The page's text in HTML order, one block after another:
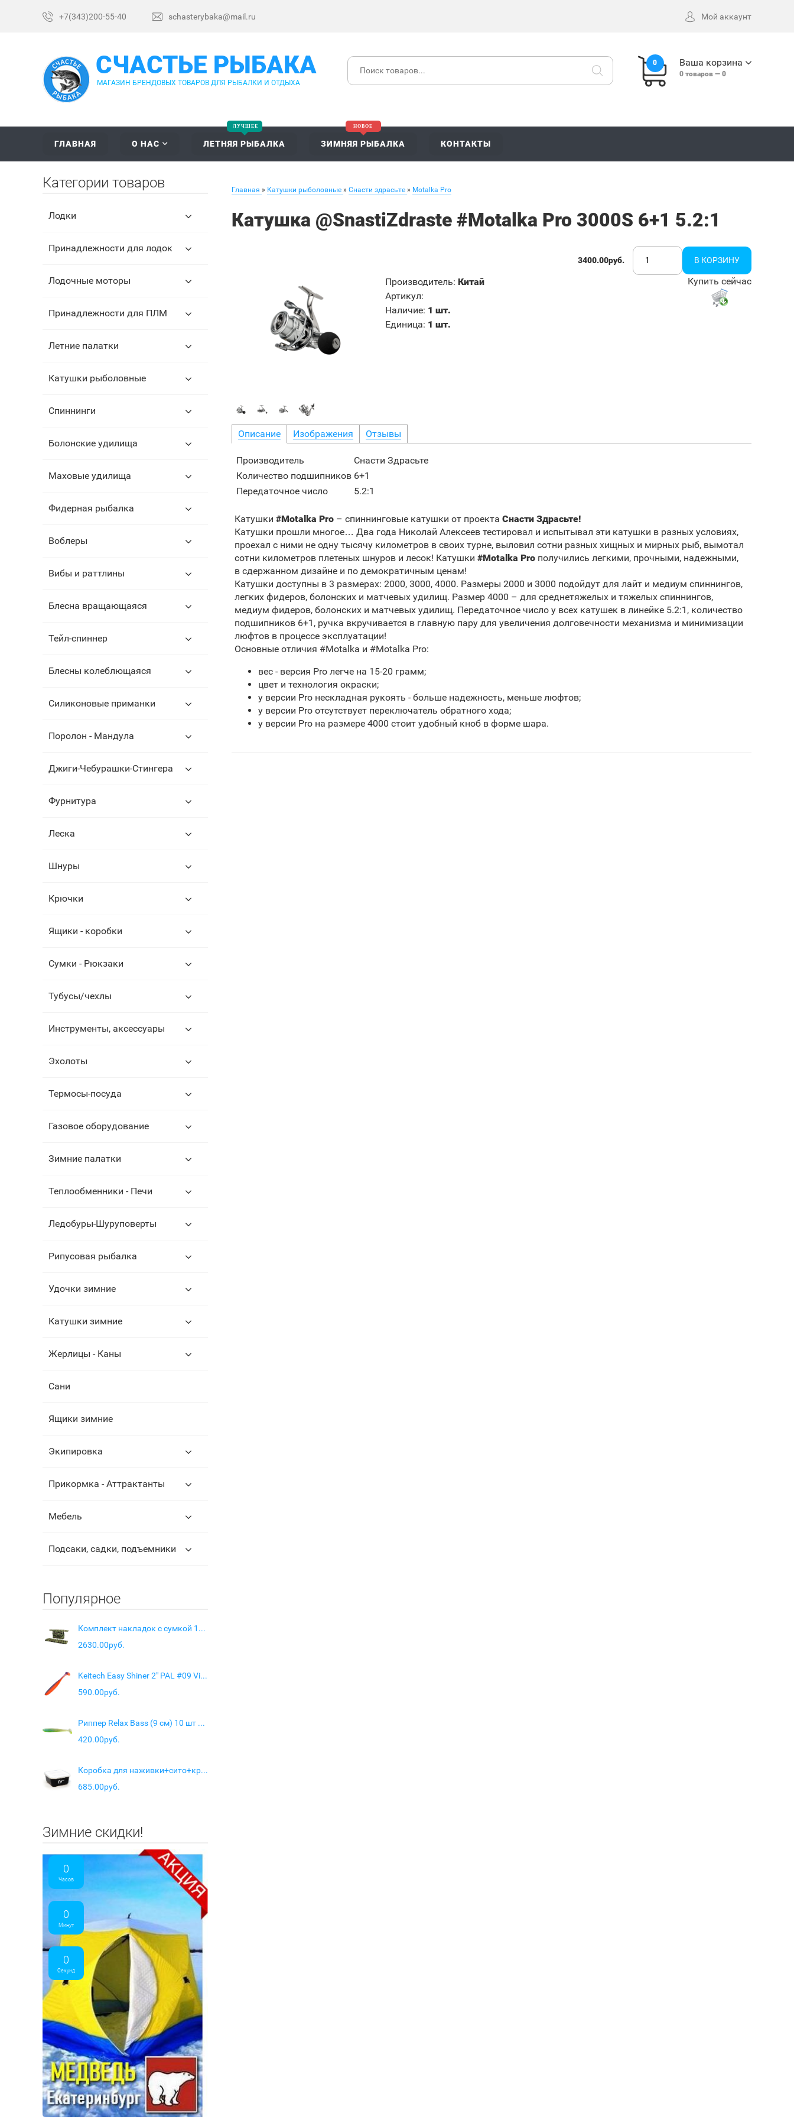
+7(343)200-55-40 schasterybaka@mail.ru Мой аккаунт
СЧАСТЬЕ РЫБАКА
МАГАЗИН БРЕНДОВЫХ ТОВАРОВ ДЛЯ РЫБАЛКИ И ОТДЫХА
0 Ваша корзина
0 товаров — 0
ГЛАВНАЯ О НАС ЛЕТНЯЯ РЫБАЛКА ЗИМНЯЯ РЫБАЛКА КОНТАКТЫ
Главная » Катушки рыболовные » Снасти здрасьте » Motalka Pro
Катушка @SnastiZdraste #Motalka Pro 3000S 6+1 5.2:1
3400.00руб.
Производитель: Китай
Артикул:
Наличие: 1 шт.
Единица: 1 шт.
Купить сейчас
Описание Изображения Отзывы
Производитель
Снасти Здрасьте
Количество подшипников 6+1
Передаточное число
5.2:1
Катушки #Motalka Pro – спиннинговые катушки от проекта Снасти Здрасьте!
Катушки прошли многое… Два года Николай Алексеев тестировал и испытывал эти катушки в разных условиях,
проехал с ними не одну тысячу километров в своих турне, выловил сотни разных хищных и мирных рыб, вымотал
сотни километров плетеных шнуров и лесок! Катушки #Motalka Pro получились легкими, прочными, надежными,
в сдержанном дизайне и по демократичным ценам!
Катушки доступны в 3 размерах: 2000, 3000, 4000. Размеры 2000 и 3000 подойдут для лайт и медиум спиннингов,
легких фидеров, болонских и матчевых удилищ. Размер 4000 – для среднетяжелых и тяжелых спиннингов,
медиум фидеров, болонских и матчевых удилищ. Передаточное число у всех катушек в линейке 5.2:1, количество
подшипников 6+1, ручка вкручивается в главную пару для увеличения долговечности механизма и минимизации
люфтов в процессе эксплуатации!
Основные отличия #Motalka и #Motalka Pro:
вес - версия Pro легче на 15-20 грамм;
цвет и технология окраски;
у версии Pro нескладная рукоять - больше надежность, меньше люфтов;
у версии Pro отсутствует переключатель обратного хода;
у версии Pro на размере 4000 стоит удобный кноб в форме шара.
Категории товаров
Лодки
Принадлежности для лодок
Лодочные моторы
Принадлежности для ПЛМ
Летние палатки
Катушки рыболовные
Спиннинги
Болонские удилища
Маховые удилища
Фидерная рыбалка
Воблеры
Вибы и раттлины
Блесна вращающаяся
Тейл-спиннер
Блесны колеблющаяся
Силиконовые приманки
Поролон - Мандула
Джиги-Чебурашки-Стингера
Фурнитура
Леска
Шнуры
Крючки
Ящики - коробки
Сумки - Рюкзаки
Тубусы/чехлы
Инструменты, аксессуары
Эхолоты
Термосы-посуда
Газовое оборудование
Зимние палатки
Теплообменники - Печи
Ледобуры-Шуруповерты
Рипусовая рыбалка
Удочки зимние
Катушки зимние
Жерлицы - Каны
Сани
Ящики зимние
Экипировка
Прикормка - Аттрактанты
Мебель
Подсаки, садки, подъемники
Популярное
Комплект накладок с сумкой 100х20х4 см из Оксфорда (зеленый кмф)
2630.00руб.
Keitech Easy Shiner 2" PAL #09 Violet Fire
590.00руб.
Риппер Relax Bass (9 см) 10 шт RB3/L-588
420.00руб.
Коробка для наживки+сито+крышка 166х166х75мм
685.00руб.
Зимние скидки!
0
Часов
0
Минут
0
Секунд